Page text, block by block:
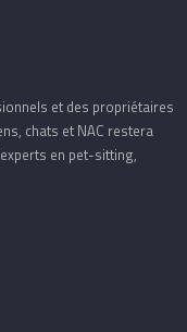
et des propriétaires
chats et NAC restera
en pet-sitting,